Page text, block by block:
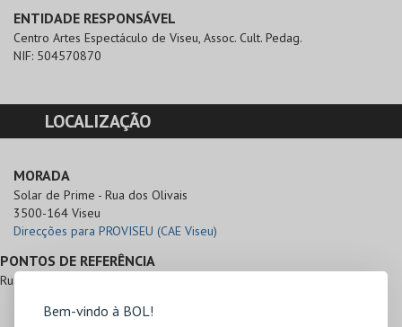
Bem-vindo à BOL!
ENTIDADE RESPONSÁVEL
Centro Artes Espectáculo de Viseu, Assoc. Cult. Pedag.
NIF: 504570870
LOCALIZAÇÃO
MORADA
Solar de Prime - Rua dos Olivais
3500-164 Viseu
Direcções para PROVISEU (CAE Viseu)
PONTOS DE REFERÊNCIA
Rua Formosa